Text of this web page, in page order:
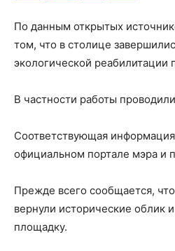
По данным открытых
том, что в столице
экологической реабилитации
В частности работы
Соответствующая
официальном портале мэра и
Прежде всего сообщается,
вернули исторические облик
площадку.